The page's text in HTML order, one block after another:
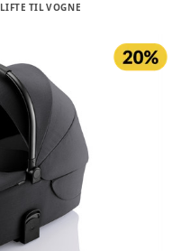
LIFTE TIL VOGNE